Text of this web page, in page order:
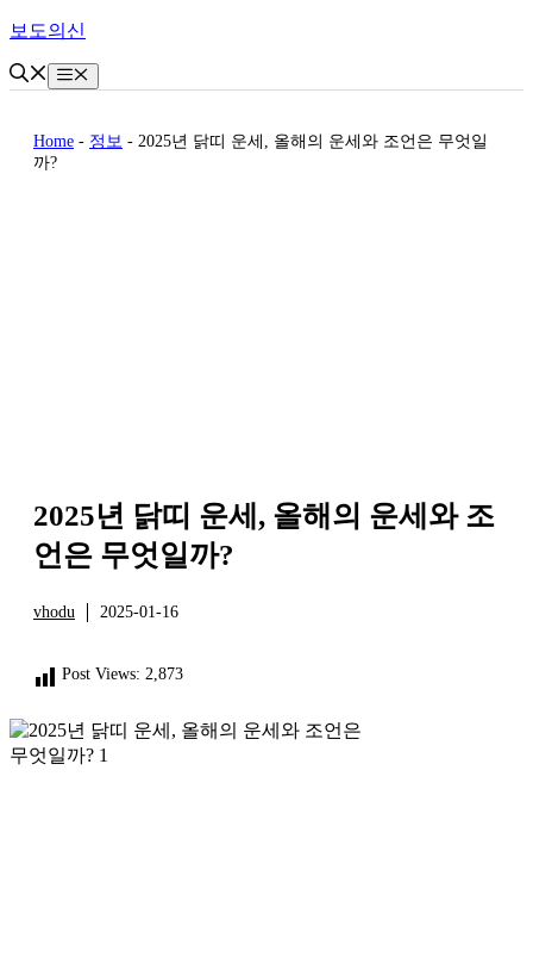
Skip
content
보도의신
Menu
Home - 정보 - 2025년 닭띠 운세, 올해의 운세와 조언은 무엇일
까?
2025년 닭띠 운세, 올해의 운세와 조
언은 무엇일까?
vhodu 2025-01-16
Post Views: 2,873